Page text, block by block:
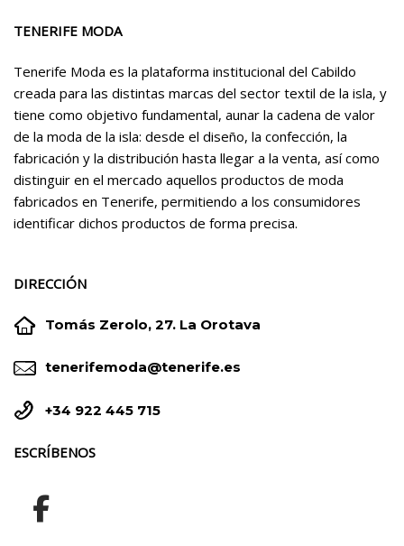
TENERIFE MODA
Tenerife Moda es la plataforma institucional del Cabildo
creada para las distintas marcas del sector textil de la isla, y
tiene como objetivo fundamental, aunar la cadena de valor
de la moda de la isla: desde el diseño, la confección, la
fabricación y la distribución hasta llegar a la venta, así como
distinguir en el mercado aquellos productos de moda
fabricados en Tenerife, permitiendo a los consumidores
identificar dichos productos de forma precisa.
DIRECCIÓN

 Tomás Zerolo, 27. La Orotava

 tenerifemoda@tenerife.es

 +34 922 445 715
ESCRÍBENOS